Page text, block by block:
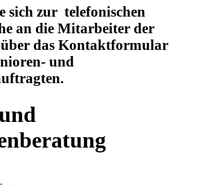
sich zur telefonischen
an die Mitarbeiter der
über das Kontaktformular
und